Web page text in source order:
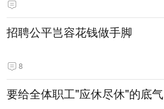
招聘公平岂容花钱做手脚
8
要给全体职工"应休尽休"的底气